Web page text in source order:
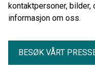
kontaktpersoner, bilder,
informasjon om oss.
BESØK VÅRT